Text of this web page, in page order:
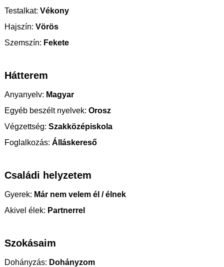
Testalkat: Vékony
Hajszín: Vörös
Szemszín: Fekete
Hátterem
Anyanyelv: Magyar
Egyéb beszélt nyelvek: Orosz
Végzettség: Szakközépiskola
Foglalkozás: Álláskereső
Családi helyzetem
Gyerek: Már nem velem él / élnek
Akivel élek: Partnerrel
Szokásaim
Dohányzás: Dohányzom